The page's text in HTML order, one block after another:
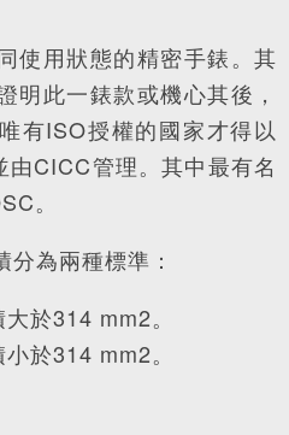
使用狀態的精密手錶。其
明此一錶款或機心其後，
有ISO授權的國家才得以
CICC管理。其中最有名
。
為兩種標準：
於314 mm2。
於314 mm2。